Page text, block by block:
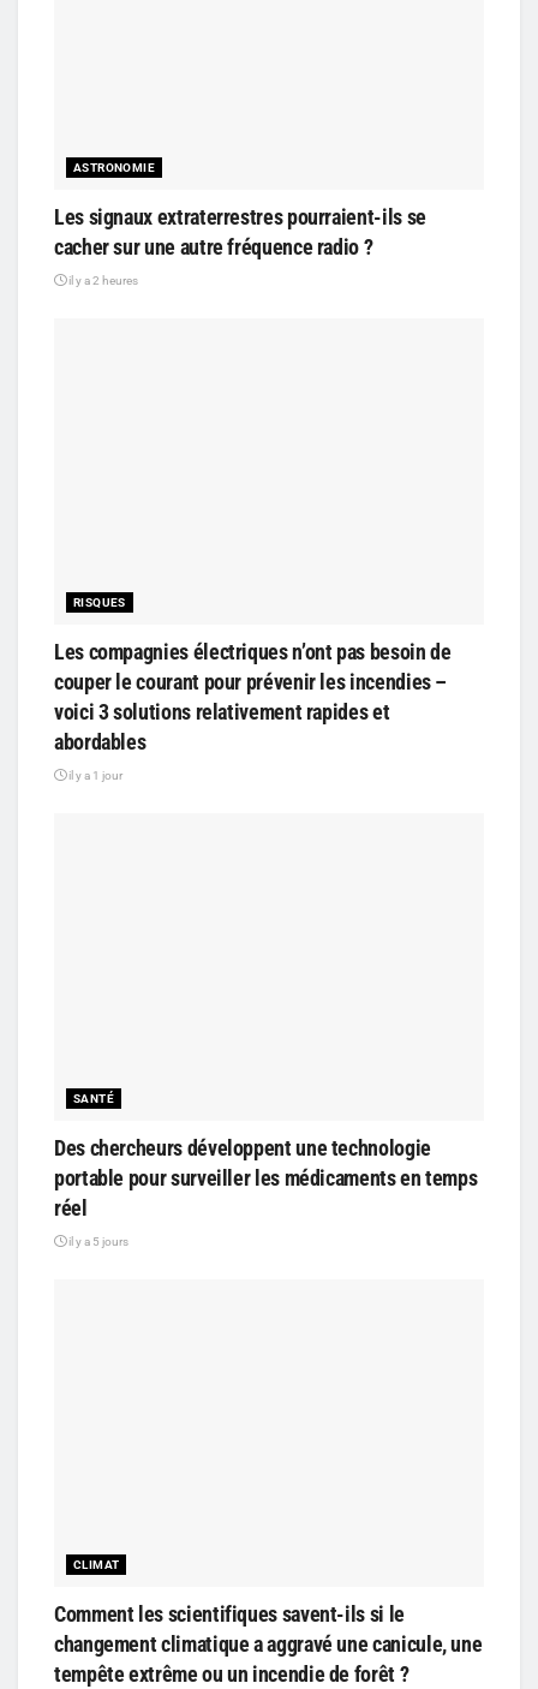
ASTRONOMIE
Les signaux extraterrestres pourraient-ils se
cacher sur une autre fréquence radio ?
il y a 2 heures
RISQUES
Les compagnies électriques n’ont pas besoin de
couper le courant pour prévenir les incendies –
voici 3 solutions relativement rapides et
abordables
il y a 1 jour
SANTÉ
Des chercheurs développent une technologie
portable pour surveiller les médicaments en temps
réel
il y a 5 jours
CLIMAT
Comment les scientifiques savent-ils si le
changement climatique a aggravé une canicule, une
tempête extrême ou un incendie de forêt ?